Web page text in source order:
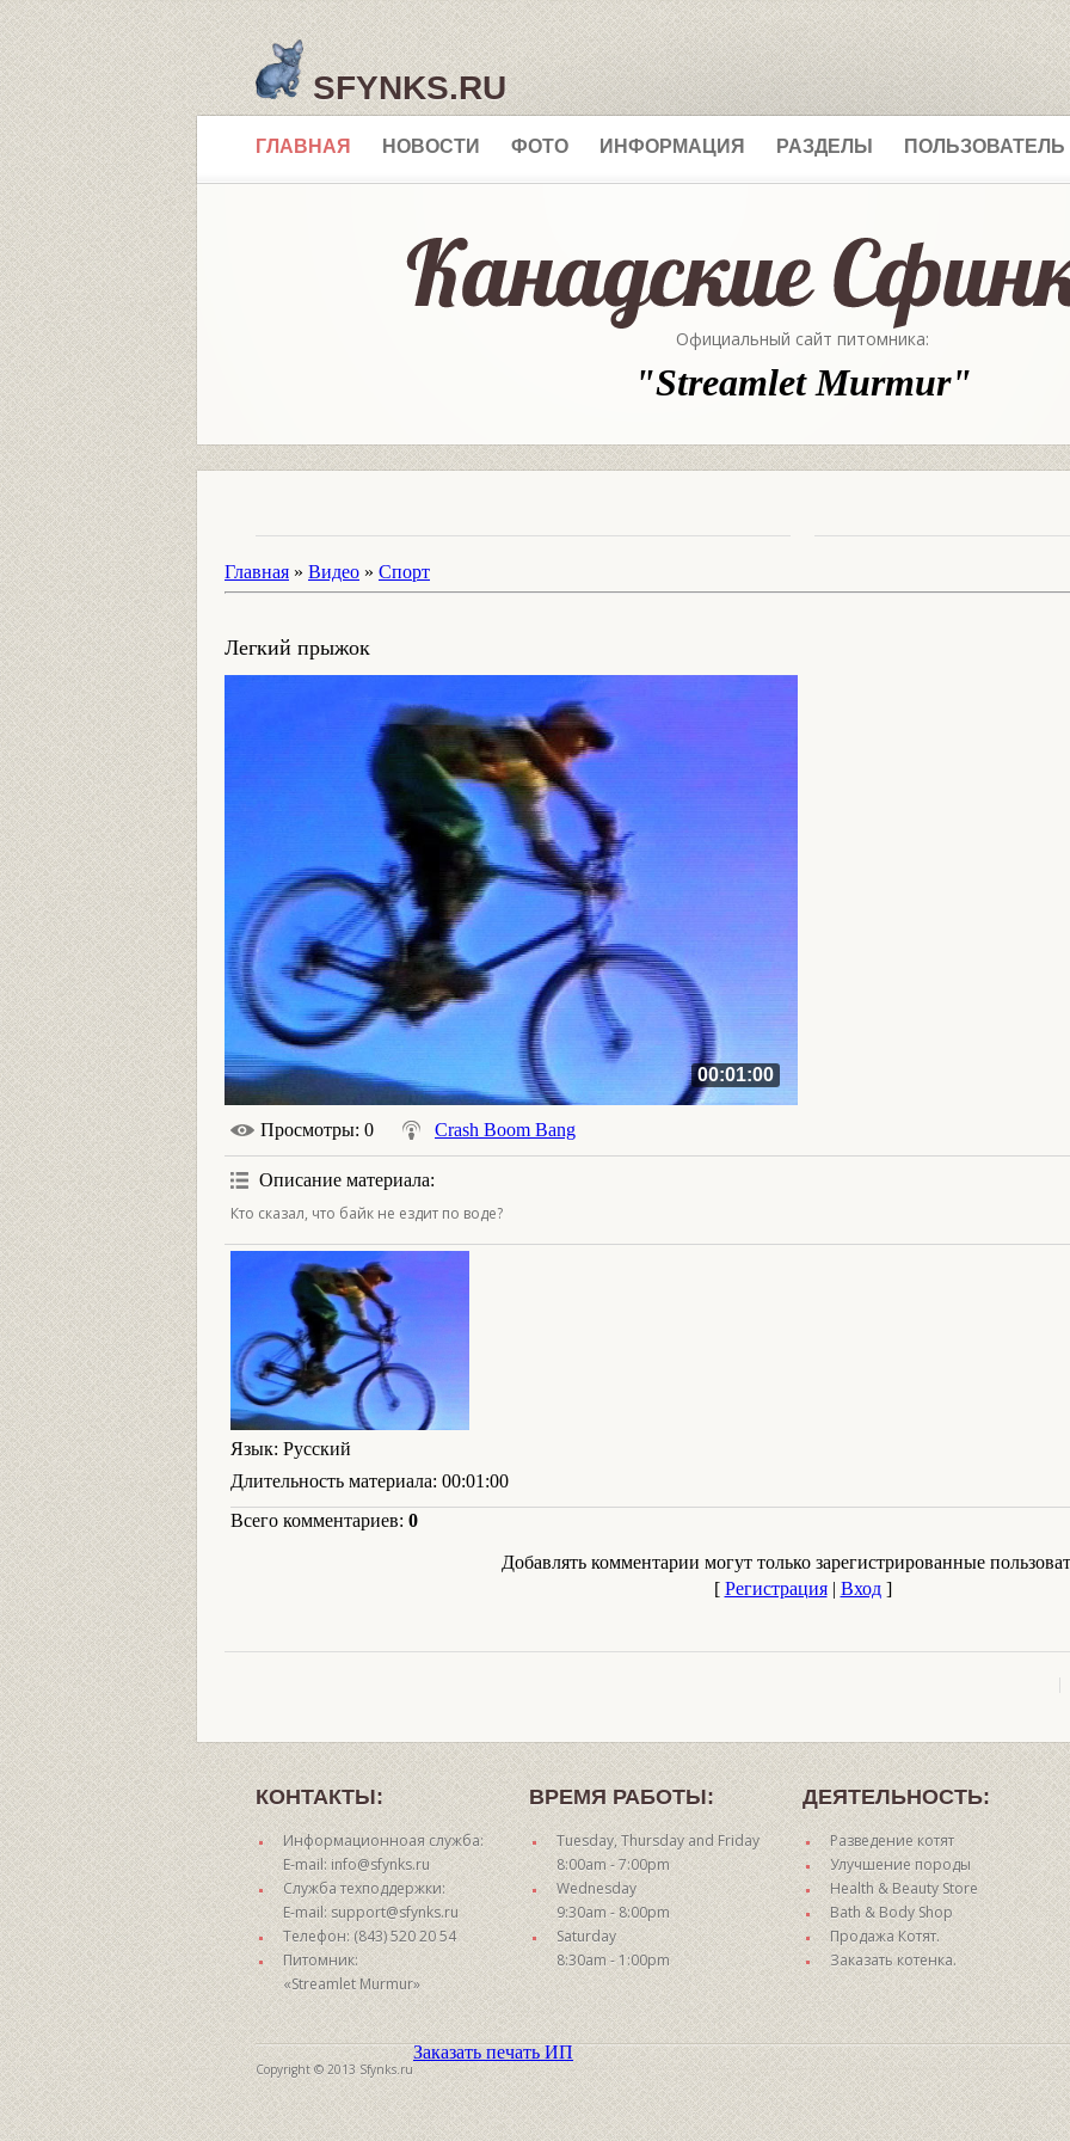
SFYNKS.RU
ГЛАВНАЯ НОВОСТИ ФОТО ИНФОРМАЦИЯ РАЗДЕЛЫ ПОЛЬЗОВАТЕЛЬ
Официальный сайт питомника:
"Streamlet Murmur"
Главная » Видео » Спорт
Легкий прыжок
00:01:00
Просмотры: 0 Crash Boom Bang
Описание материала:
Кто сказал, что байк не ездит по воде?
Язык: Русский
Длительность материала: 00:01:00
Всего комментариев: 0
Добавлять комментарии могут только зарегистрированные
[ Регистрация| Вход]
КОНТАКТЫ:
Информационноая служба:
E-mail: info@sfynks.ru
Служба техподдержки:
E-mail: support@sfynks.ru
Телефон: (843) 520 20 54
Питомник:
«Streamlet Murmur»
ВРЕМЯ РАБОТЫ:
Tuesday, Thursday and Friday
8:00am - 7:00pm
Wednesday
9:30am - 8:00pm
Saturday
8:30am - 1:00pm
ДЕЯТЕЛЬНОСТЬ:
Разведение котят
Улучшение породы
Health & Beauty Store
Bath & Body Shop
Продажа Котят.
Заказать котенка.
Copyright © 2013 Sfynks.ru
Заказать печать ИП